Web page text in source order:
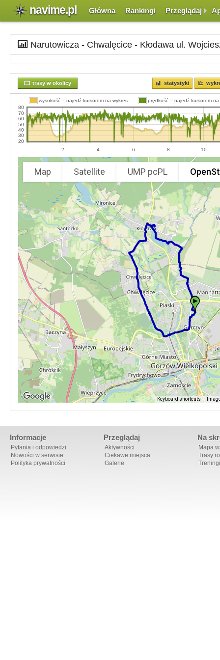
navime.pl Główna Rankingi Przeglądaj
Narutowicza - Chwalęcice - Kłodawa ul.
trasy w okolicy statystyki
2 4 6 8 10
20
30
40
50
60
70
80
wysokość = najedź kursorem na wykres prędkość = najedź kursorem na
Map Satellite UMP pcPL
Keyboard shortcuts
Informacje
Pytania i odpowiedzi
Nowości w serwisie
Polityka prywatności
Przeglądaj
Aktywności
Ciekawe miejsca
Galerie
Na
Mapa
Trasy